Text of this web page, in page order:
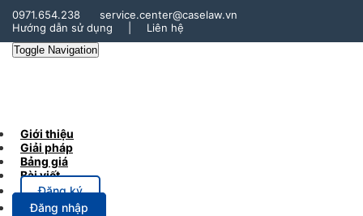
0971.654.238
service.center@caselaw.vn
Hướng dẫn sử dụng
Liên hệ
Toggle Navigation
Giới thiệu
Giải pháp
Bảng giá
Bài viết
Đăng ký
Đăng nhập